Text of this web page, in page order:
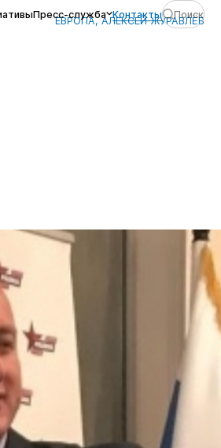
Пресс-служба Контакты Поиск
ЕВРОПА, АЛЕКСЕЙ ЖУРАВЛЁВ